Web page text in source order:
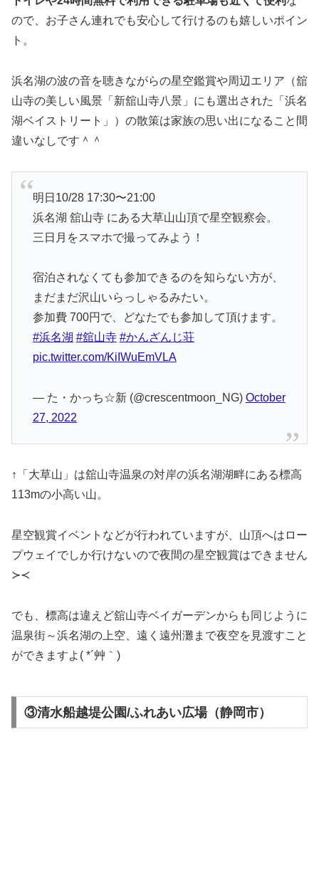
ので、お子さん連れでも安心して行けるのも嬉しいポイン
ト。
浜名湖の波の音を聴きながらの星空鑑賞や周辺エリア（舘
山寺の美しい風景「新舘山寺八景」にも選出された「浜名
湖ベイストリート」）の散策は家族の思い出になること間
違いなしです＾＾
明日10/28 17:30〜21:00
浜名湖 舘山寺 にある大草山山頂で星空観察会。
三日月をスマホで撮ってみよう！
宿泊されなくても参加できるのを知らない方が、
まだまだ沢山いらっしゃるみたい。
参加費 700円で、どなたでも参加して頂けます。
#浜名湖 #舘山寺 #かんざんじ荘
pic.twitter.com/KiIWuEmVLA
— た・かっち☆新 (@crescentmoon_NG) October
27, 2022
↑「大草山」は舘山寺温泉の対岸の浜名湖湖畔にある標高
113mの小高い山。
星空観賞イベントなどが行われていますが、山頂へはロー
プウェイでしか行けないので夜間の星空観賞はできません
≻≺
でも、標高は違えど舘山寺ベイガーデンからも同じように
温泉街～浜名湖の上空、遠く遠州灘まで夜空を見渡すこと
ができますよ( *´艸｀)
③清水船越堤公園/ふれあい広場（静岡市）